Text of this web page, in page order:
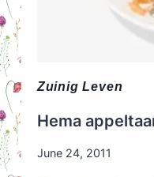
Zuinig Leven
Hema
June 24, 2011